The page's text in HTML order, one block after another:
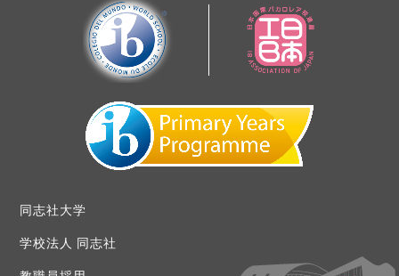
同志社大学
学校法人 同志社